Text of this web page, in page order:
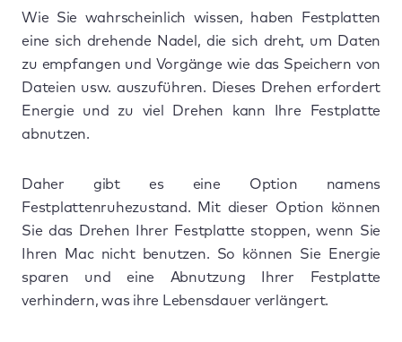
Wie Sie wahrscheinlich wissen, haben Festplatten
eine sich drehende Nadel, die sich dreht, um Daten
zu empfangen und Vorgänge wie das Speichern von
Dateien usw. auszuführen. Dieses Drehen erfordert
Energie und zu viel Drehen kann Ihre Festplatte
abnutzen.
Daher gibt es eine Option namens
Festplattenruhezustand. Mit dieser Option können
Sie das Drehen Ihrer Festplatte stoppen, wenn Sie
Ihren Mac nicht benutzen. So können Sie Energie
sparen und eine Abnutzung Ihrer Festplatte
verhindern, was ihre Lebensdauer verlängert.